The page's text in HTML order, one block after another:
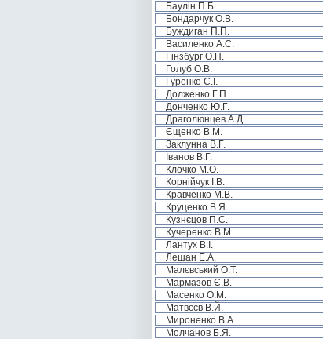
Баулін П.Б.
Бондарчук О.В.
Буждиган П.П.
Василенко А.С.
Гінзбург О.П.
Голуб О.В.
Гуренко С.І.
Долженко Г.П.
Донченко Ю.Г.
Драголюнцев А.Д.
Єщенко В.М.
Заклунна В.Г.
Іванов В.Г.
Клочко М.О.
Корнійчук І.В.
Кравченко М.В.
Круценко В.Я.
Кузнєцов П.С.
Кучеренко В.М.
Лантух В.І.
Лешан Е.А.
Малєвський О.Т.
Мармазов Є.В.
Масенко О.М.
Матвєєв В.Й.
Мироненко В.А.
Молчанов Б.Я.